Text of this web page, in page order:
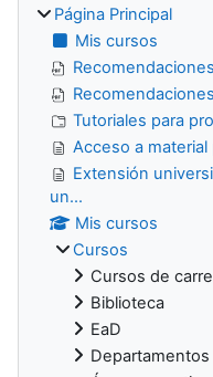
Página Principal
Mis cursos
Tutoriales para
Acceso a
Extensión
un...
Mis cursos
Cursos
Cursos de
Biblioteca
EaD